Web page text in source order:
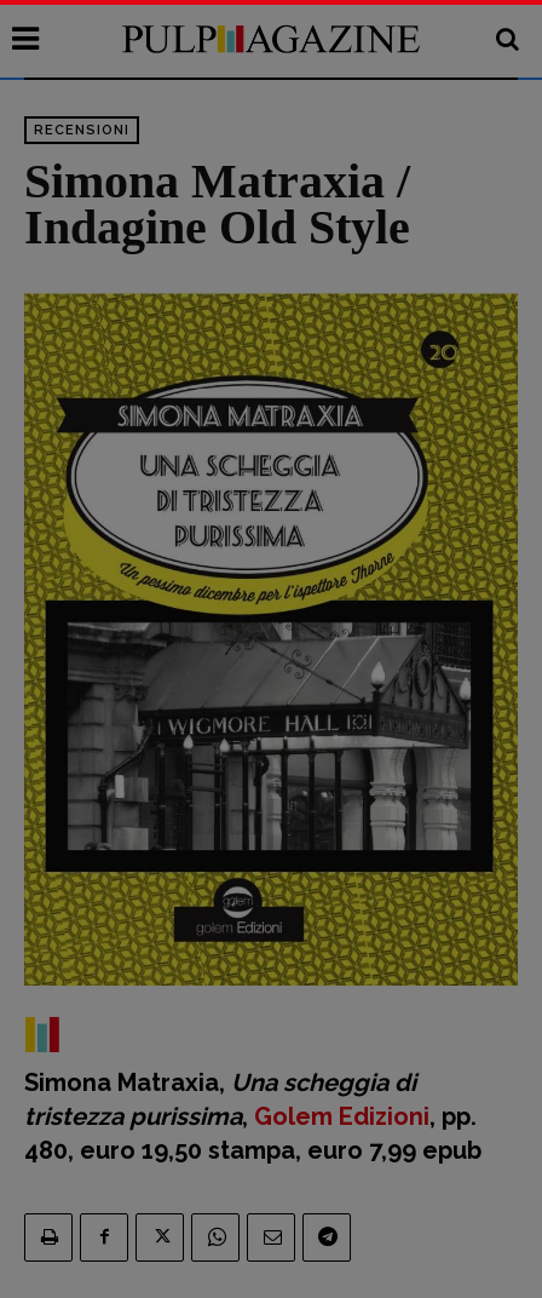
Recensioni
Primo Piano
Interviste
presente
Fumetti
Libro & Film
Opera prima
RECENSIONI
Simona Matraxia /
Indagine Old Style
Simona Matraxia, Una scheggia di
tristezza purissima, Golem Edizioni, pp.
480, euro 19,50 stampa, euro 7,99 epub